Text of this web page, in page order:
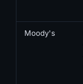
Moody's